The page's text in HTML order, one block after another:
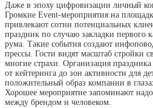
Даже в эпоху цифровизации личный
Громкие Event-мероприятия на
привлекают сотни потенциальных
праздник по случаю закладки первого
рума. Такие события создают
прессы. Гости видят масштаб стройки
многие страхи. Организация
от кейтеринга до зон активности для
положительный образ компании в
Хорошее мероприятие запоминают
между брендом и человеком.